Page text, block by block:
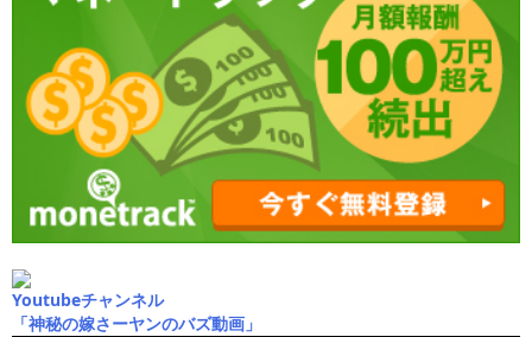
Youtubeチャンネル
「神秘の嫁さーヤンのバズ動画」